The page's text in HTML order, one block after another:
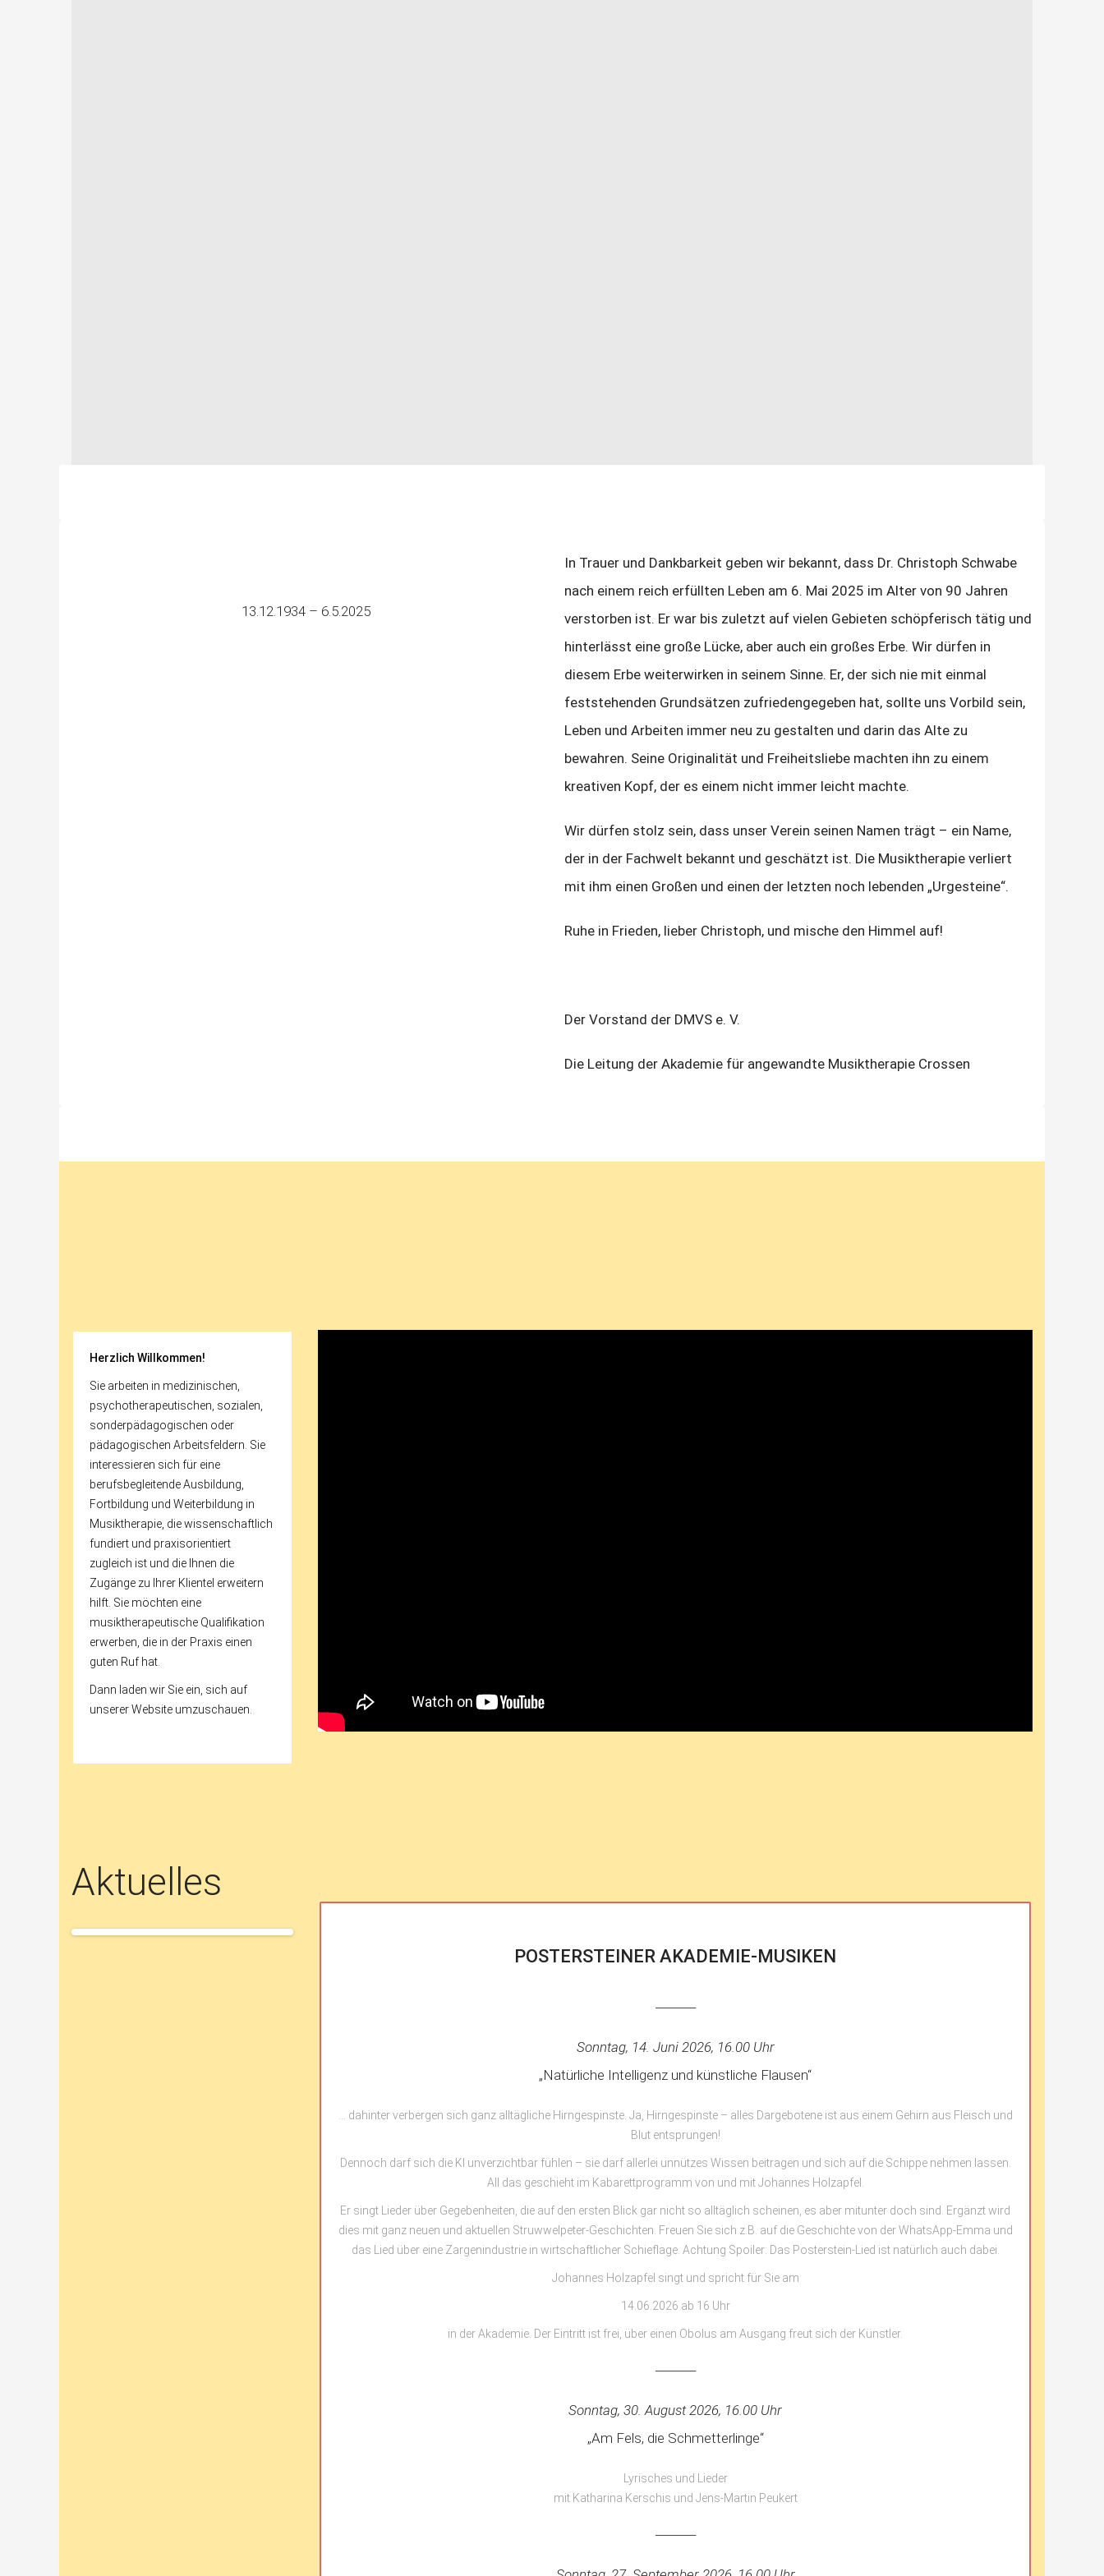
13.12.1934 – 6.5.2025
In Trauer und Dankbarkeit geben wir bekannt, dass Dr. Christoph Schwabe
nach einem reich erfüllten Leben am 6. Mai 2025 im Alter von 90 Jahren
verstorben ist. Er war bis zuletzt auf vielen Gebieten schöpferisch tätig und
hinterlässt eine große Lücke, aber auch ein großes Erbe. Wir dürfen in
diesem Erbe weiterwirken in seinem Sinne. Er, der sich nie mit einmal
feststehenden Grundsätzen zufriedengegeben hat, sollte uns Vorbild sein,
Leben und Arbeiten immer neu zu gestalten und darin das Alte zu
bewahren. Seine Originalität und Freiheitsliebe machten ihn zu einem
kreativen Kopf, der es einem nicht immer leicht machte.
Wir dürfen stolz sein, dass unser Verein seinen Namen trägt – ein Name,
der in der Fachwelt bekannt und geschätzt ist. Die Musiktherapie verliert
mit ihm einen Großen und einen der letzten noch lebenden „Urgesteine“.
Ruhe in Frieden, lieber Christoph, und mische den Himmel auf!
Der Vorstand der DMVS e. V.
Die Leitung der Akademie für angewandte Musiktherapie Crossen
Herzlich Willkommen!
Sie arbeiten in medizinischen,
psychotherapeutischen, sozialen,
sonderpädagogischen oder
pädagogischen Arbeitsfeldern. Sie
interessieren sich für eine
berufsbegleitende Ausbildung,
Fortbildung und Weiterbildung in
Musiktherapie, die wissenschaftlich
fundiert und praxisorientiert
zugleich ist und die Ihnen die
Zugänge zu Ihrer Klientel erweitern
hilft. Sie möchten eine
musiktherapeutische Qualifikation
erwerben, die in der Praxis einen
guten Ruf hat.
Dann laden wir Sie ein, sich auf
unserer Website umzuschauen.
Aktuelles
POSTERSTEINER AKADEMIE-MUSIKEN
Sonntag, 14. Juni 2026, 16.00 Uhr
„Natürliche Intelligenz und künstliche Flausen“
… dahinter verbergen sich ganz alltägliche Hirngespinste. Ja, Hirngespinste – alles Dargebotene ist aus einem Gehirn aus Fleisch und
Blut entsprungen!
Dennoch darf sich die KI unverzichtbar fühlen – sie darf allerlei unnützes Wissen beitragen und sich auf die Schippe nehmen lassen.
All das geschieht im Kabarettprogramm von und mit Johannes Holzapfel.
Er singt Lieder über Gegebenheiten, die auf den ersten Blick gar nicht so alltäglich scheinen, es aber mitunter doch sind. Ergänzt wird
dies mit ganz neuen und aktuellen Struwwelpeter-Geschichten. Freuen Sie sich z.B. auf die Geschichte von der WhatsApp-Emma und
das Lied über eine Zargenindustrie in wirtschaftlicher Schieflage. Achtung Spoiler: Das Posterstein-Lied ist natürlich auch dabei.
Johannes Holzapfel singt und spricht für Sie am
14.06.2026 ab 16 Uhr
in der Akademie. Der Eintritt ist frei, über einen Obolus am Ausgang freut sich der Künstler.
Sonntag, 30. August 2026, 16.00 Uhr
„Am Fels, die Schmetterlinge“
Lyrisches und Lieder
mit Katharina Kerschis und Jens-Martin Peukert